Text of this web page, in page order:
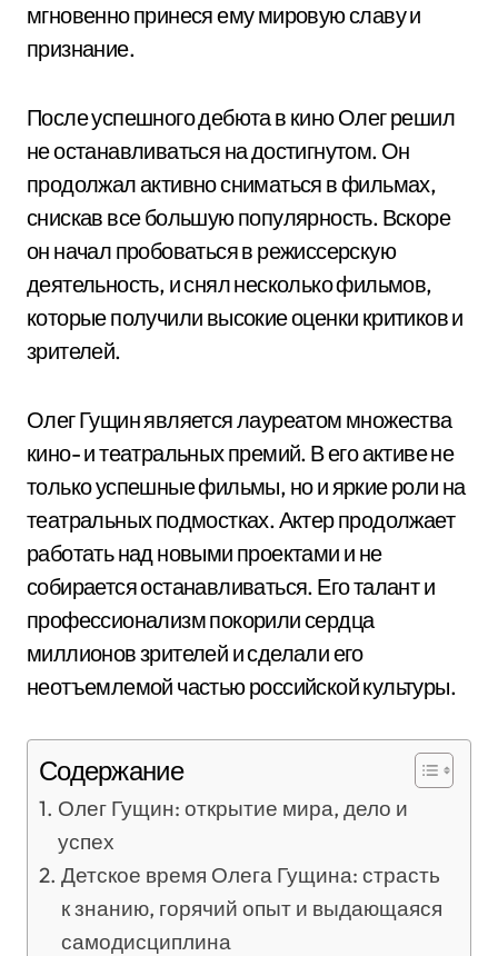
мгновенно принеся ему мировую славу и
признание.
После успешного дебюта в кино Олег решил
не останавливаться на достигнутом. Он
продолжал активно сниматься в фильмах,
снискав все большую популярность. Вскоре
он начал пробоваться в режиссерскую
деятельность, и снял несколько фильмов,
которые получили высокие оценки критиков и
зрителей.
Олег Гущин является лауреатом множества
кино- и театральных премий. В его активе не
только успешные фильмы, но и яркие роли на
театральных подмостках. Актер продолжает
работать над новыми проектами и не
собирается останавливаться. Его талант и
профессионализм покорили сердца
миллионов зрителей и сделали его
неотъемлемой частью российской культуры.
Содержание
Олег Гущин: открытие мира, дело и
успех
Детское время Олега Гущина: страсть
к знанию, горячий опыт и выдающаяся
самодисциплина